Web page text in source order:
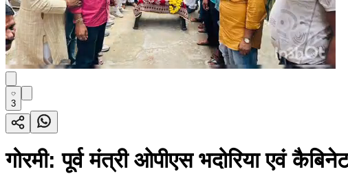
3
गोरमी: पूर्व मंत्री ओपीएस भदोरिया एवं